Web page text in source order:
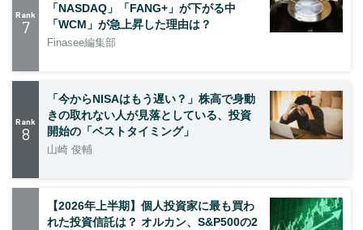
Rank
7
「NASDAQ」「FANG+」が下がる中
「WCM」が急上昇した理由は？
Finasee編集部
Rank
8
「今からNISAはもう遅い？」株高で身動
きの取れない人が見落としている、投資
開始の「ベストタイミング」
山崎 俊輔
【2026年上半期】個人投資家に最も買わ
れた投資信託は？ オルカン、S&P500の2